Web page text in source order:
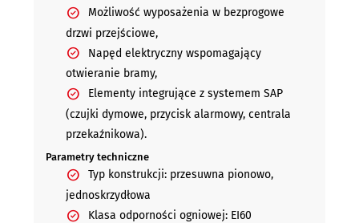
Możliwość wyposażenia w bezprogowe
drzwi przejściowe,
Napęd elektryczny wspomagający
otwieranie bramy,
Elementy integrujące z systemem SAP
(czujki dymowe, przycisk alarmowy, centrala
przekaźnikowa).
Parametry techniczne
Typ konstrukcji: przesuwna pionowo,
jednoskrzydłowa
Klasa odporności ogniowej: EI60